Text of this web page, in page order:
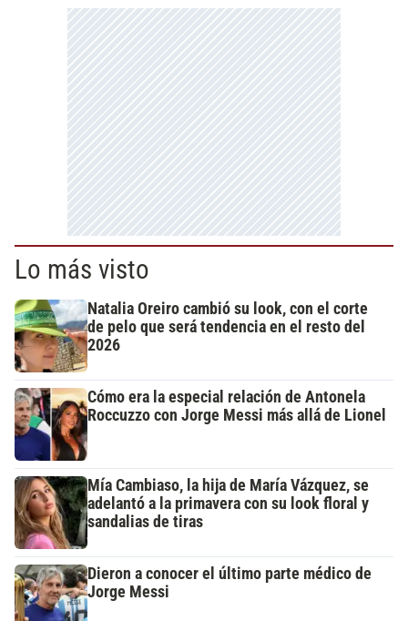
Lo más visto
Natalia Oreiro cambió su look, con el corte
de pelo que será tendencia en el resto del
2026
Cómo era la especial relación de Antonela
Roccuzzo con Jorge Messi más allá de Lionel
Mía Cambiaso, la hija de María Vázquez, se
adelantó a la primavera con su look floral y
sandalias de tiras
Dieron a conocer el último parte médico de
Jorge Messi